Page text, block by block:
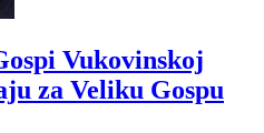
Vukovinskoj
za Veliku Gospu